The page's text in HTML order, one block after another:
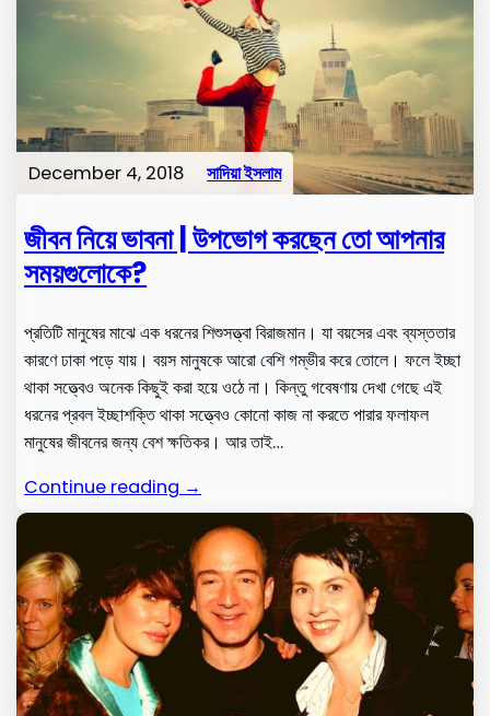
December 4, 2018 সাদিয়া ইসলাম
জীবন নিয়ে ভাবনা | উপভোগ করছেন তো আপনার
সময়গুলোকে?
প্রতিটি মানুষের মাঝে এক ধরনের শিশুসত্ত্বা বিরাজমান। যা বয়সের এবং ব্যস্ততার
কারণে ঢাকা পড়ে যায়। বয়স মানুষকে আরো বেশি গম্ভীর করে তোলে। ফলে ইচ্ছা
থাকা সত্ত্বেও অনেক কিছুই করা হয়ে ওঠে না। কিন্তু গবেষণায় দেখা গেছে এই
ধরনের প্রবল ইচ্ছাশক্তি থাকা সত্ত্বেও কোনো কাজ না করতে পারার ফলাফল
মানুষের জীবনের জন্য বেশ ক্ষতিকর। আর তাই…
Continue reading →